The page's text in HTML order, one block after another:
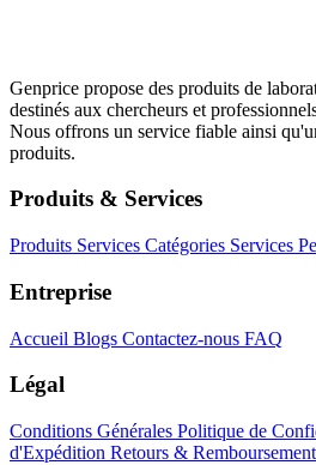
Genprice propose des produits de
destinés aux chercheurs et
Nous offrons un service fiable ainsi
produits.
Produits & Services
Produits Services Catégories Services
Entreprise
Accueil Blogs Contactez-nous FAQ
Légal
Conditions Générales Politique de
d'Expédition Retours &